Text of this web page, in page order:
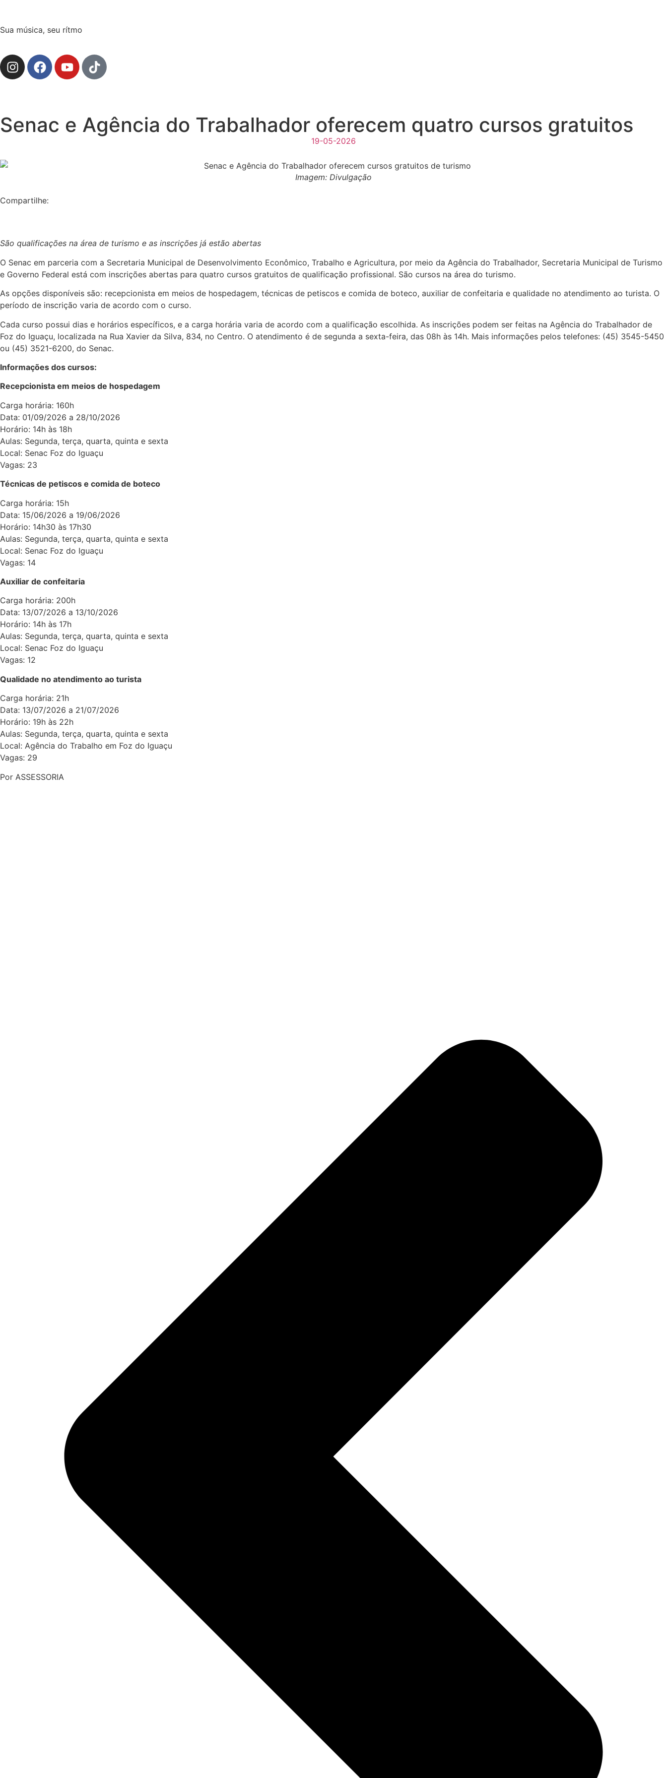
Sua música, seu rítmo
Senac e Agência do Trabalhador oferecem quatro cursos gratuitos
19-05-2026
Imagem: Divulgação
Compartilhe:
São qualificações na área de turismo e as inscrições já estão abertas
O Senac em parceria com a Secretaria Municipal de Desenvolvimento Econômico, Trabalho e Agricultura, por meio da Agência do Trabalhador, Secretaria Municipal de Turismo
e Governo Federal está com inscrições abertas para quatro cursos gratuitos de qualificação profissional. São cursos na área do turismo.
As opções disponíveis são: recepcionista em meios de hospedagem, técnicas de petiscos e comida de boteco, auxiliar de confeitaria e qualidade no atendimento ao turista. O
período de inscrição varia de acordo com o curso.
Cada curso possui dias e horários específicos, e a carga horária varia de acordo com a qualificação escolhida. As inscrições podem ser feitas na Agência do Trabalhador de
Foz do Iguaçu, localizada na Rua Xavier da Silva, 834, no Centro. O atendimento é de segunda a sexta-feira, das 08h às 14h. Mais informações pelos telefones: (45) 3545-5450
ou (45) 3521-6200, do Senac.
Informações dos cursos:
Recepcionista em meios de hospedagem
Carga horária: 160h
Data: 01/09/2026 a 28/10/2026
Horário: 14h às 18h
Aulas: Segunda, terça, quarta, quinta e sexta
Local: Senac Foz do Iguaçu
Vagas: 23
Técnicas de petiscos e comida de boteco
Carga horária: 15h
Data: 15/06/2026 a 19/06/2026
Horário: 14h30 às 17h30
Aulas: Segunda, terça, quarta, quinta e sexta
Local: Senac Foz do Iguaçu
Vagas: 14
Auxiliar de confeitaria
Carga horária: 200h
Data: 13/07/2026 a 13/10/2026
Horário: 14h às 17h
Aulas: Segunda, terça, quarta, quinta e sexta
Local: Senac Foz do Iguaçu
Vagas: 12
Qualidade no atendimento ao turista
Carga horária: 21h
Data: 13/07/2026 a 21/07/2026
Horário: 19h às 22h
Aulas: Segunda, terça, quarta, quinta e sexta
Local: Agência do Trabalho em Foz do Iguaçu
Vagas: 29
Por ASSESSORIA